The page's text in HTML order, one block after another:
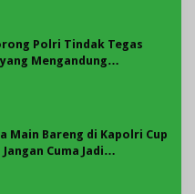
Polri Tindak Tegas
Mengandung
Main Bareng di Kapolri Cup
Cuma Jadi